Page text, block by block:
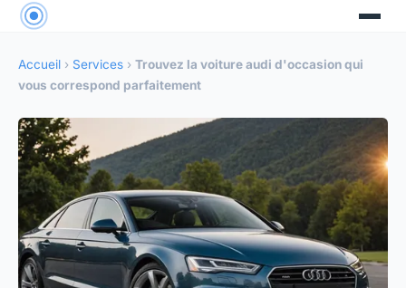
Accueil › Services › Trouvez la voiture audi d'occasion qui
vous correspond parfaitement